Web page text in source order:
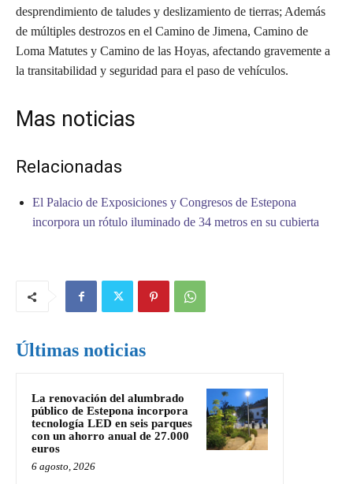
desprendimiento de taludes y deslizamiento de tierras; Además
de múltiples destrozos en el Camino de Jimena, Camino de
Loma Matutes y Camino de las Hoyas, afectando gravemente a
la transitabilidad y seguridad para el paso de vehículos.
Mas noticias
Relacionadas
El Palacio de Exposiciones y Congresos de Estepona
incorpora un rótulo iluminado de 34 metros en su cubierta
Últimas noticias
La renovación del alumbrado
público de Estepona incorpora
tecnología LED en seis parques
con un ahorro anual de 27.000
euros
6 agosto, 2026